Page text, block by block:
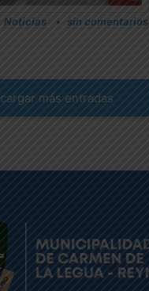
Noticias sin comentarios
cargar más entradas